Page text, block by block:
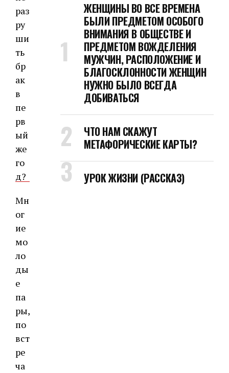
Мн
ог
ие
мо
ло
ды
е
па
ры,
по
вст
ре
ча
ЖЕНЩИНЫ ВО ВСЕ ВРЕМЕНА
БЫЛИ ПРЕДМЕТОМ ОСОБОГО
ВНИМАНИЯ В ОБЩЕСТВЕ И
ПРЕДМЕТОМ ВОЖДЕЛЕНИЯ
МУЖЧИН, РАСПОЛОЖЕНИЕ И
БЛАГОСКЛОННОСТИ ЖЕНЩИН
НУЖНО БЫЛО ВСЕГДА
ДОБИВАТЬСЯ
ЧТО НАМ СКАЖУТ
МЕТАФОРИЧЕСКИЕ КАРТЫ?
УРОК ЖИЗНИ (РАССКАЗ)